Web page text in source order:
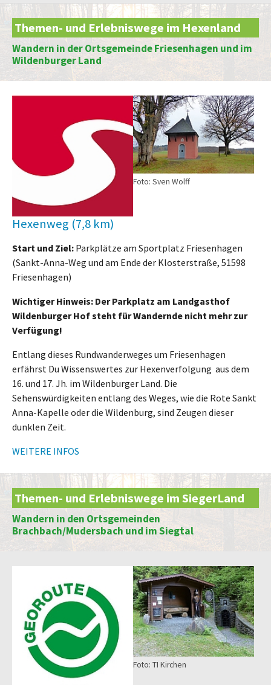
Themen- und Erlebniswege im Hexenland
Wandern in der Ortsgemeinde Friesenhagen und im
Wildenburger Land
Foto: Sven Wolff
Hexenweg (7,8 km)
Start und Ziel: Parkplätze am Sportplatz Friesenhagen
(Sankt-Anna-Weg und am Ende der Klosterstraße, 51598
Friesenhagen)
Wichtiger Hinweis: Der Parkplatz am Landgasthof
Wildenburger Hof steht für Wandernde nicht mehr zur
Verfügung!
Entlang dieses Rundwanderweges um Friesenhagen
erfährst Du Wissenswertes zur Hexenverfolgung aus dem
16. und 17. Jh. im Wildenburger Land. Die
Sehenswürdigkeiten entlang des Weges, wie die Rote Sankt
Anna-Kapelle oder die Wildenburg, sind Zeugen dieser
dunklen Zeit.
WEITERE INFOS
Themen- und Erlebniswege im SiegerLand
Wandern in den Ortsgemeinden
Brachbach/Mudersbach und im Siegtal
Foto: TI Kirchen